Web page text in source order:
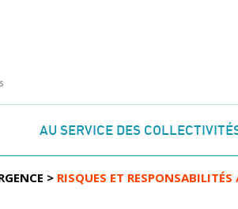
AU SERVICE DES
> RISQUES ET